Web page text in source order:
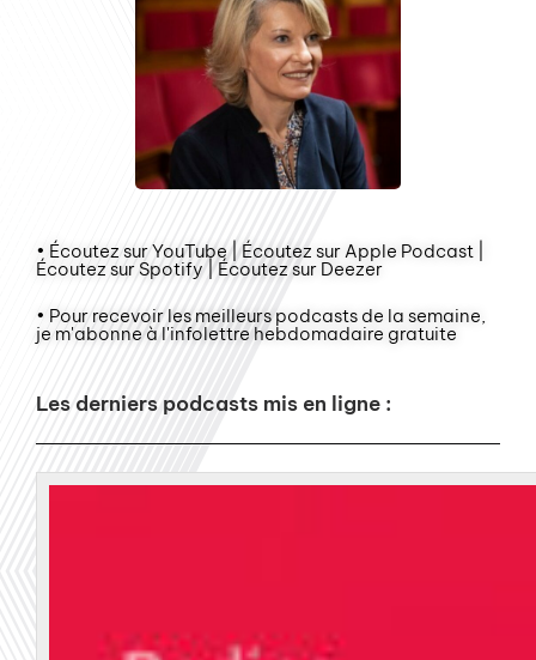
• Écoutez sur YouTube | Écoutez sur Apple Podcast |
Écoutez sur Spotify | Écoutez sur Deezer
• Pour recevoir les meilleurs podcasts de la semaine,
je m'abonne à l'infolettre hebdomadaire gratuite
Les derniers podcasts mis en ligne :